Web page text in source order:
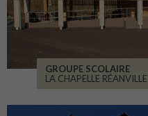
GROUPE SCOLAIRE
LA CHAPELLE RÉANVILLE